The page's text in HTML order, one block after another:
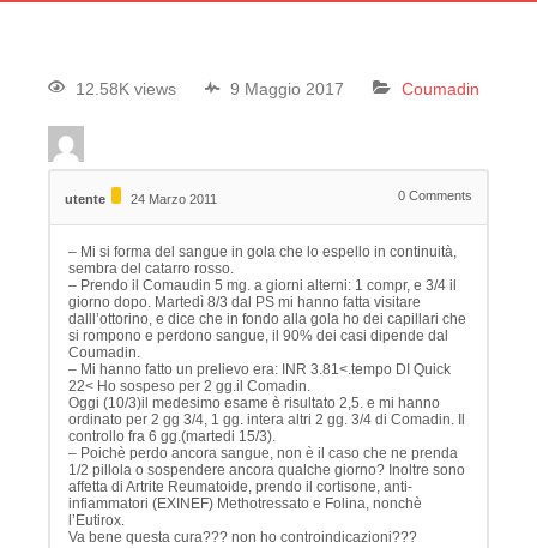
12.58K views 9 Maggio 2017 Coumadin
utente 24 Marzo 2011 0 Comments
– Mi si forma del sangue in gola che lo espello in continuità,
sembra del catarro rosso.
– Prendo il Comaudin 5 mg. a giorni alterni: 1 compr, e 3/4 il
giorno dopo. Martedì 8/3 dal PS mi hanno fatta visitare
dalll’ottorino, e dice che in fondo alla gola ho dei capillari che
si rompono e perdono sangue, il 90% dei casi dipende dal
Coumadin.
– Mi hanno fatto un prelievo era: INR 3.81<.tempo DI Quick
22< Ho sospeso per 2 gg.il Comadin.
Oggi (10/3)il medesimo esame è risultato 2,5. e mi hanno
ordinato per 2 gg 3/4, 1 gg. intera altri 2 gg. 3/4 di Comadin. Il
controllo fra 6 gg.(martedi 15/3).
– Poichè perdo ancora sangue, non è il caso che ne prenda
1/2 pillola o sospendere ancora qualche giorno? Inoltre sono
affetta di Artrite Reumatoide, prendo il cortisone, anti-
infiammatori (EXINEF) Methotressato e Folina, nonchè
l’Eutirox.
Va bene questa cura??? non ho controindicazioni???